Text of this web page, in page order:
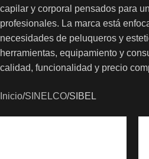
capilar y corporal pensados para
profesionales. La marca está
necesidades de peluqueros y
herramientas, equipamiento y
calidad, funcionalidad y precio
Inicio SINELCO SIBEL